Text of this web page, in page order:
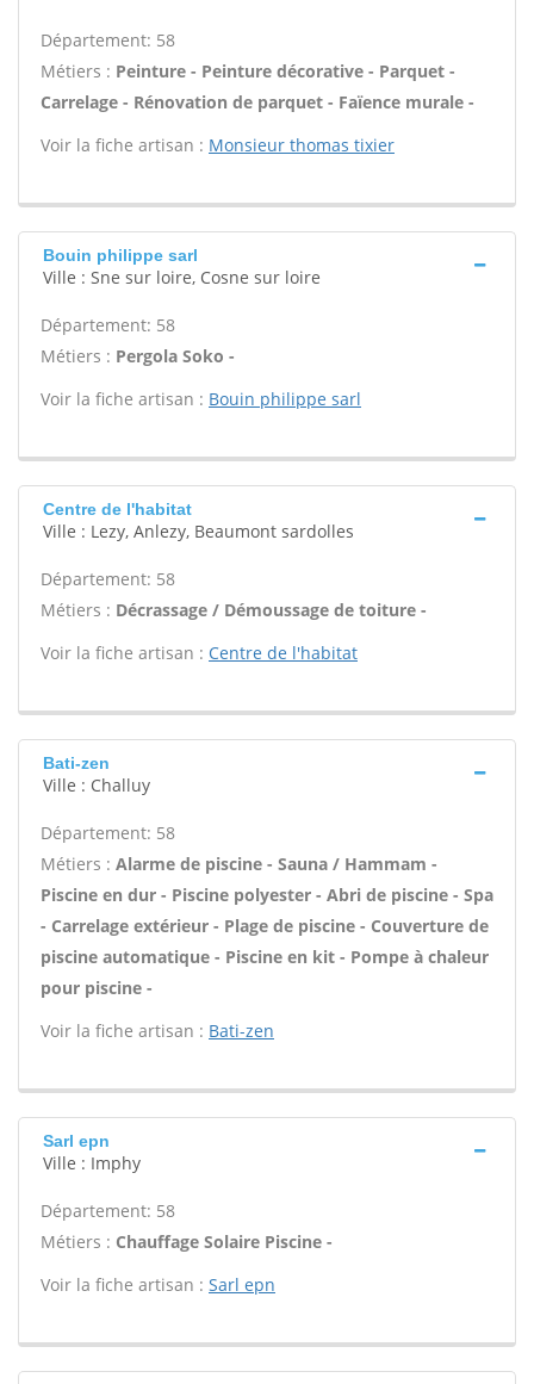
Département: 58
Métiers : Peinture - Peinture décorative - Parquet -
Carrelage - Rénovation de parquet - Faïence murale -
Voir la fiche artisan : Monsieur thomas tixier
Bouin philippe sarl
Ville : Sne sur loire, Cosne sur loire
Département: 58
Métiers : Pergola Soko -
Voir la fiche artisan : Bouin philippe sarl
Centre de l'habitat
Ville : Lezy, Anlezy, Beaumont sardolles
Département: 58
Métiers : Décrassage / Démoussage de toiture -
Voir la fiche artisan : Centre de l'habitat
Bati-zen
Ville : Challuy
Département: 58
Métiers : Alarme de piscine - Sauna / Hammam -
Piscine en dur - Piscine polyester - Abri de piscine - Spa
- Carrelage extérieur - Plage de piscine - Couverture de
piscine automatique - Piscine en kit - Pompe à chaleur
pour piscine -
Voir la fiche artisan : Bati-zen
Sarl epn
Ville : Imphy
Département: 58
Métiers : Chauffage Solaire Piscine -
Voir la fiche artisan : Sarl epn